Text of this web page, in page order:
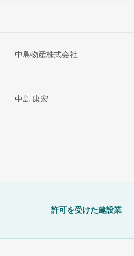
中島物産株式会社
中島 康宏
許可を受けた建設業